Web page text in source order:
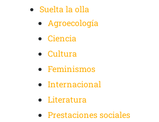
Suelta la olla
Agroecología
Ciencia
Cultura
Feminismos
Internacional
Literatura
Prestaciones sociales